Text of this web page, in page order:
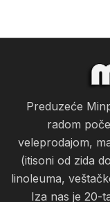
Preduzeće
radom
veleprodajom,
(itisoni od zida
linoleuma,
Iza nas je 20-